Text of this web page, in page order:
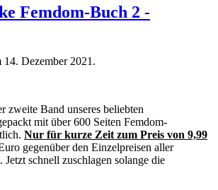
Femdom-Buch 2 -
14. Dezember 2021 .
zweite Band unseres beliebten
mit über 600 Seiten Femdom-
Nur für kurze Zeit zum Preis von 9,99
gegenüber den Einzelpreisen aller
schnell zuschlagen solange die